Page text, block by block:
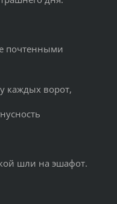
ворот,
шли на эшафот.